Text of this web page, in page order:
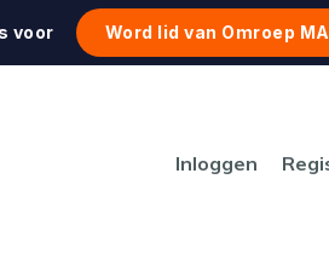
voor Word lid van Omroep
Inloggen